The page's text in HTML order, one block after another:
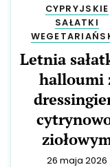
CYPRYJSKIE
SAŁATKI
Letnia
halloumi
26 maja 2026